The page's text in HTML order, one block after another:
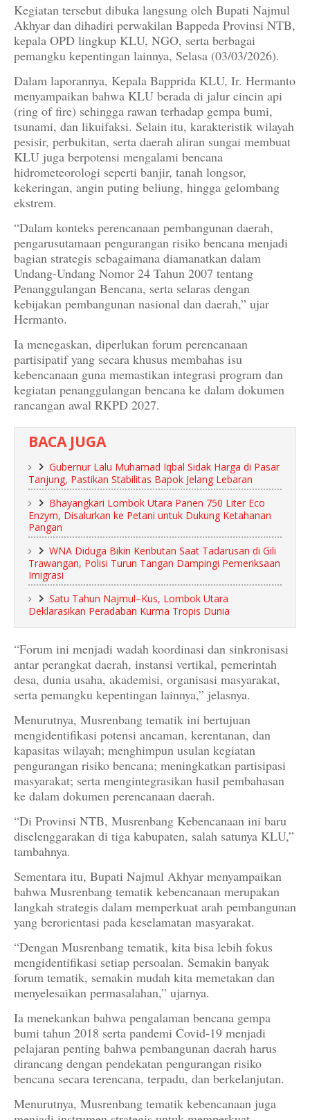
Kegiatan tersebut dibuka langsung oleh Bupati Najmul
Akhyar dan dihadiri perwakilan Bappeda Provinsi NTB,
kepala OPD lingkup KLU, NGO, serta berbagai
pemangku kepentingan lainnya, Selasa (03/03/2026).
Dalam laporannya, Kepala Bapprida KLU, Ir. Hermanto
menyampaikan bahwa KLU berada di jalur cincin api
(ring of fire) sehingga rawan terhadap gempa bumi,
tsunami, dan likuifaksi. Selain itu, karakteristik wilayah
pesisir, perbukitan, serta daerah aliran sungai membuat
KLU juga berpotensi mengalami bencana
hidrometeorologi seperti banjir, tanah longsor,
kekeringan, angin puting beliung, hingga gelombang
ekstrem.
“Dalam konteks perencanaan pembangunan daerah,
pengarusutamaan pengurangan risiko bencana menjadi
bagian strategis sebagaimana diamanatkan dalam
Undang-Undang Nomor 24 Tahun 2007 tentang
Penanggulangan Bencana, serta selaras dengan
kebijakan pembangunan nasional dan daerah,” ujar
Hermanto.
Ia menegaskan, diperlukan forum perencanaan
partisipatif yang secara khusus membahas isu
kebencanaan guna memastikan integrasi program dan
kegiatan penanggulangan bencana ke dalam dokumen
rancangan awal RKPD 2027.
BACA JUGA
Gubernur Lalu Muhamad Iqbal Sidak Harga di Pasar
Tanjung, Pastikan Stabilitas Bapok Jelang Lebaran
Bhayangkari Lombok Utara Panen 750 Liter Eco
Enzym, Disalurkan ke Petani untuk Dukung Ketahanan
Pangan
WNA Diduga Bikin Keributan Saat Tadarusan di Gili
Trawangan, Polisi Turun Tangan Dampingi Pemeriksaan
Imigrasi
Satu Tahun Najmul–Kus, Lombok Utara
Deklarasikan Peradaban Kurma Tropis Dunia
“Forum ini menjadi wadah koordinasi dan sinkronisasi
antar perangkat daerah, instansi vertikal, pemerintah
desa, dunia usaha, akademisi, organisasi masyarakat,
serta pemangku kepentingan lainnya,” jelasnya.
Menurutnya, Musrenbang tematik ini bertujuan
mengidentifikasi potensi ancaman, kerentanan, dan
kapasitas wilayah; menghimpun usulan kegiatan
pengurangan risiko bencana; meningkatkan partisipasi
masyarakat; serta mengintegrasikan hasil pembahasan
ke dalam dokumen perencanaan daerah.
“Di Provinsi NTB, Musrenbang Kebencanaan ini baru
diselenggarakan di tiga kabupaten, salah satunya KLU,”
tambahnya.
Sementara itu, Bupati Najmul Akhyar menyampaikan
bahwa Musrenbang tematik kebencanaan merupakan
langkah strategis dalam memperkuat arah pembangunan
yang berorientasi pada keselamatan masyarakat.
“Dengan Musrenbang tematik, kita bisa lebih fokus
mengidentifikasi setiap persoalan. Semakin banyak
forum tematik, semakin mudah kita memetakan dan
menyelesaikan permasalahan,” ujarnya.
Ia menekankan bahwa pengalaman bencana gempa
bumi tahun 2018 serta pandemi Covid-19 menjadi
pelajaran penting bahwa pembangunan daerah harus
dirancang dengan pendekatan pengurangan risiko
bencana secara terencana, terpadu, dan berkelanjutan.
Menurutnya, Musrenbang tematik kebencanaan juga